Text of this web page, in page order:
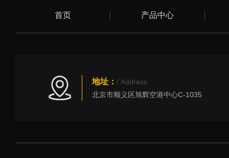
首页 产品中心
地址： / Address
北京市顺义区旭辉空港中心C-1035